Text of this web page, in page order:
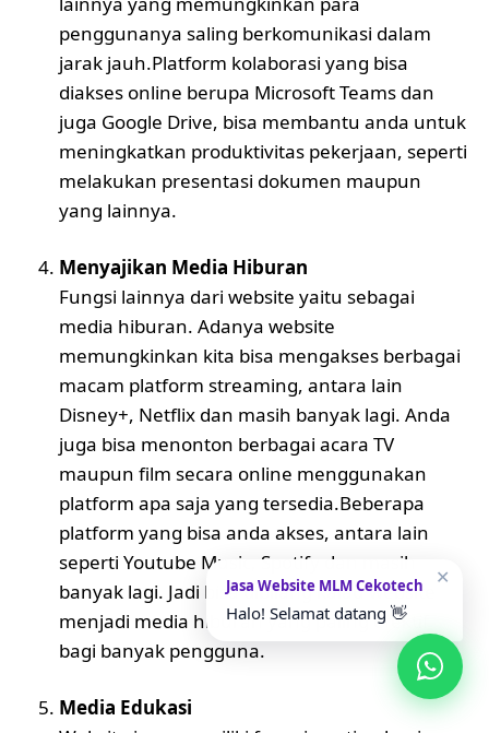
penggunanya saling berkomunikasi dalam
jarak jauh.Platform kolaborasi yang bisa
diakses online berupa Microsoft Teams dan
juga Google Drive, bisa membantu anda untuk
meningkatkan produktivitas pekerjaan, seperti
melakukan presentasi dokumen maupun
yang lainnya.
Menyajikan Media Hiburan
Fungsi lainnya dari website yaitu sebagai
media hiburan. Adanya website
memungkinkan kita bisa mengakses berbagai
macam platform streaming, antara lain
Disney+, Netflix dan masih banyak lagi. Anda
juga bisa menonton berbagai acara TV
maupun film secara online menggunakan
platform apa saja yang tersedia.Beberapa
platform yang bisa anda akses, antara lain
seperti Youtube Music, Spotify dan masih
banyak lagi. Jadi bisa dibilang kalau website
menjadi media hiburan yang paling efektif
bagi banyak pengguna.
Media Edukasi
✕
Jasa Website MLM Cekotech
Halo! Selamat datang 👋